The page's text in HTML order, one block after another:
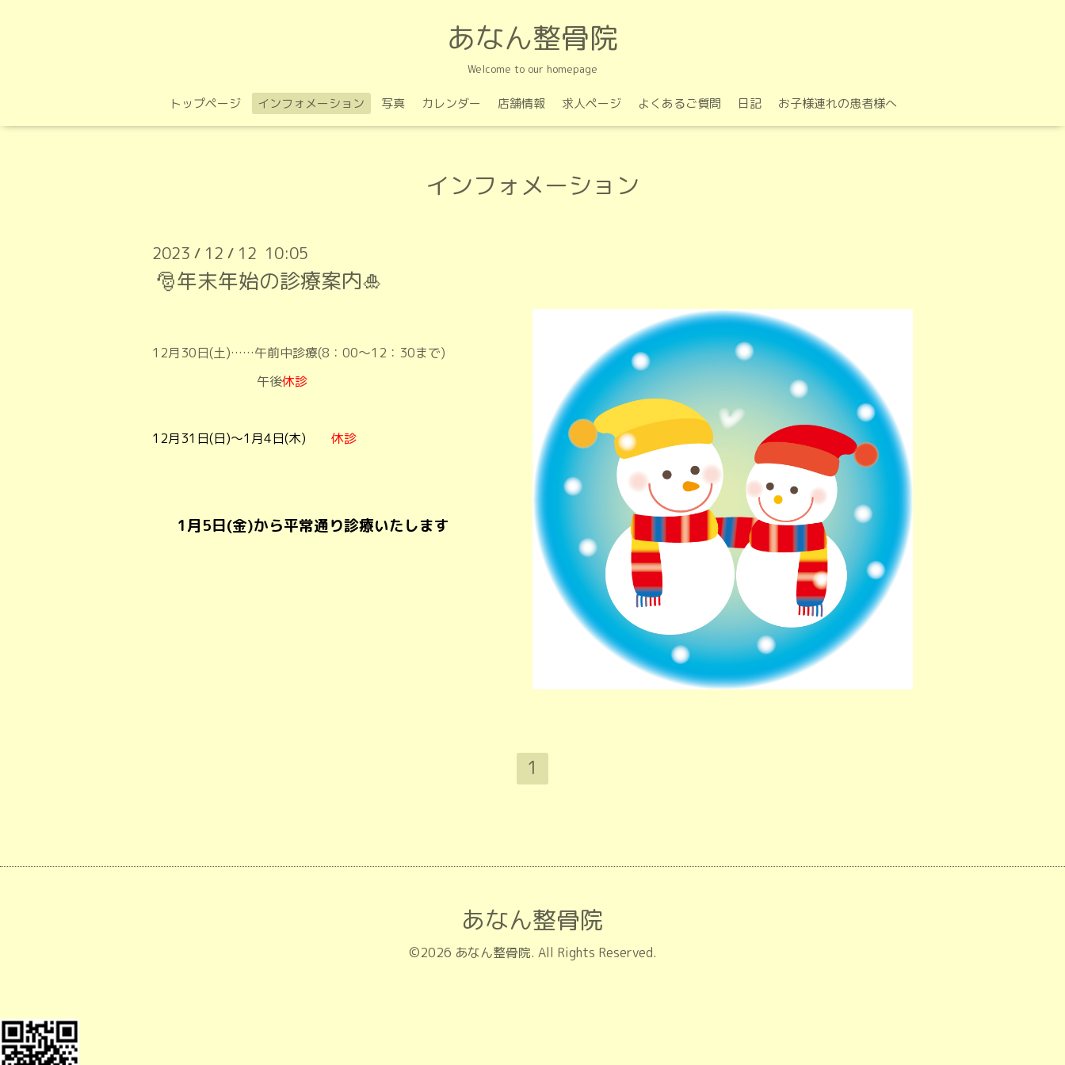
あなん整骨院
Welcome to our homepage
トップページ インフォメーション 写真 カレンダー 店舗情報 求人ページ よくあるご質問 日記 お子様連れの患者様へ
インフォメーション
2023 / 12 / 12 10:05
🎅年末年始の診療案内🎍
12月30日(土)……午前中診療(8：00～12：30まで)
午後休診
12月31日(日)～1月4日(木) 休診
1月5日(金)から平常通り診療いたします
1
あなん整骨院
©2026 あなん整骨院. All Rights Reserved.